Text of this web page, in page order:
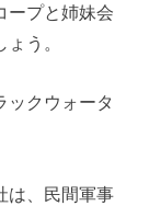
ープと姉妹会
う。
ックウォータ
は、民間軍事